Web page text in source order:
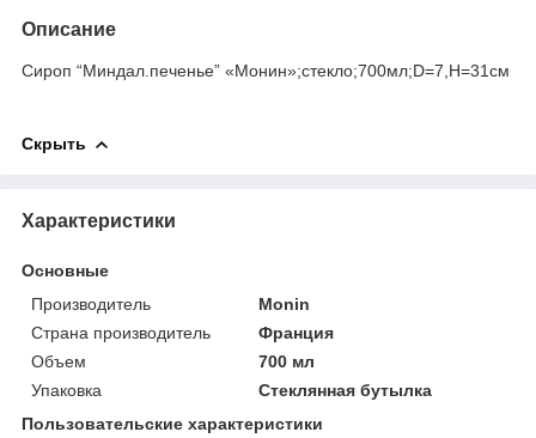
Описание
Сироп “Миндал.печенье” «Монин»;стекло;700мл;D=7,H=31см
Скрыть
Характеристики
Основные
Производитель
Monin
Страна производитель
Франция
Объем
700 мл
Упаковка
Стеклянная бутылка
Пользовательские характеристики